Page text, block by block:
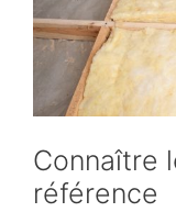
Connaître
référence